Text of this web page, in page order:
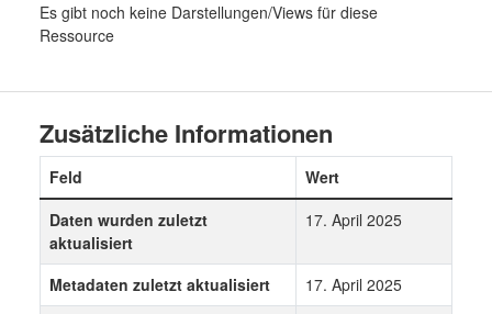
Es gibt noch keine Darstellungen/Views für diese
Ressource
Zusätzliche Informationen
Feld
Wert
Daten wurden zuletzt
aktualisiert
17. April 2025
Metadaten zuletzt aktualisiert
17. April 2025